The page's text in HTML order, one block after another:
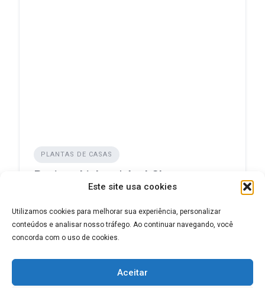
Este site usa cookies
Utilizamos cookies para melhorar sua experiência, personalizar
conteúdos e analisar nosso tráfego. Ao continuar navegando, você
concorda com o uso de cookies.
Aceitar
PLANTAS DE CASAS
Projeto Lisboa | ArchShop
ADICIONADO EM DEZEMBRO 6, 2024